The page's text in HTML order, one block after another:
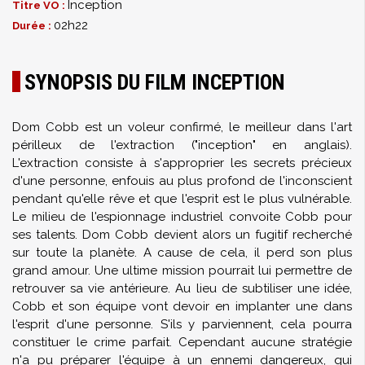
Titre VO : Inception
Durée : 02h22
SYNOPSIS DU FILM INCEPTION
Dom Cobb est un voleur confirmé, le meilleur dans l'art
périlleux de l'extraction ("inception" en anglais).
L'extraction consiste à s'approprier les secrets précieux
d'une personne, enfouis au plus profond de l'inconscient
pendant qu'elle rêve et que l'esprit est le plus vulnérable.
Le milieu de l'espionnage industriel convoite Cobb pour
ses talents. Dom Cobb devient alors un fugitif recherché
sur toute la planète. A cause de cela, il perd son plus
grand amour. Une ultime mission pourrait lui permettre de
retrouver sa vie antérieure. Au lieu de subtiliser une idée,
Cobb et son équipe vont devoir en implanter une dans
l'esprit d'une personne. S'ils y parviennent, cela pourra
constituer le crime parfait. Cependant aucune stratégie
n'a pu préparer l'équipe à un ennemi dangereux, qui